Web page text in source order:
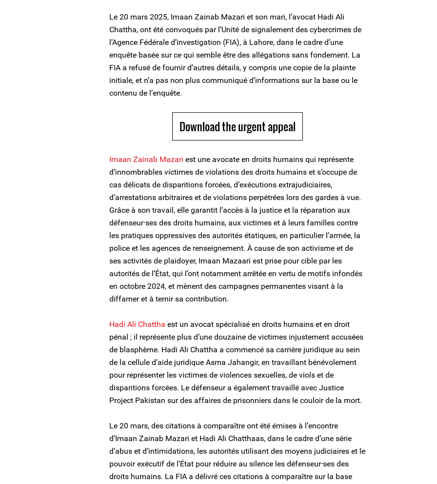
Le 20 mars 2025, Imaan Zainab Mazari et son mari, l’avocat Hadi Ali
Chattha, ont été convoqués par l’Unité de signalement des cybercrimes de
l’Agence Fédérale d’investigation (FIA), à Lahore, dans le cadre d’une
enquête basée sur ce qui semble être des allégations sans fondement. La
FIA a refusé de fournir d’autres détails, y compris une copie de la plainte
initiale, et n’a pas non plus communiqué d’informations sur la base ou le
contenu de l’enquête.
Download the urgent appeal
Imaan Zainab Mazari est une avocate en droits humains qui représente
d’innombrables victimes de violations des droits humains et s’occupe de
cas délicats de disparitions forcées, d’exécutions extrajudiciaires,
d’arrestations arbitraires et de violations perpétrées lors des gardes à vue.
Grâce à son travail, elle garantit l’accès à la justice et la réparation aux
défenseur⸱ses des droits humains, aux victimes et à leurs familles contre
les pratiques oppressives des autorités étatiques, en particulier l’armée, la
police et les agences de renseignement. À cause de son activisme et de
ses activités de plaidoyer, Imaan Mazaari est prise pour cible par les
autorités de l’État, qui l’ont notamment arrêtée en vertu de motifs infondés
en octobre 2024, et mènent des campagnes permanentes visant à la
diffamer et à ternir sa contribution.
Hadi Ali Chattha est un avocat spécialisé en droits humains et en droit
pénal ; il représente plus d’une douzaine de victimes injustement accusées
de blasphème. Hadi Ali Chattha a commencé sa carrière juridique au sein
de la cellule d’aide juridique Asma Jahangir, en travaillant bénévolement
pour représenter les victimes de violences sexuelles, de viols et de
disparitions forcées. Le défenseur a également travaillé avec Justice
Project Pakistan sur des affaires de prisonniers dans le couloir de la mort.
Le 20 mars, des citations à comparaître ont été émises à l’encontre
d’Imaan Zainab Mazari et Hadi Ali Chatthaas, dans le cadre d’une série
d’abus et d’intimidations, les autorités utilisant des moyens judiciaires et le
pouvoir exécutif de l’État pour réduire au silence les défenseur⸱ses des
droits humains. La FIA a délivré ces citations à comparaître sur la base